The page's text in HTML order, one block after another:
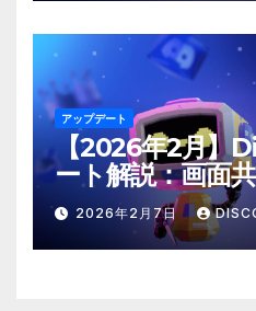
アップデート
【2026年2月】
ート解説：画面
や「@time」コ
2026年2月7日